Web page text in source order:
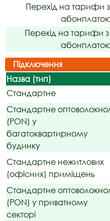
Перехід на тарифи
Перехід на тарифи
Підключення
Назва (тип)
Стандартне
Стандартне
(PON) у
багатоквартирному
будинку
Стандартне нежитлових
(офісних) приміщень
Стандартне
(PON) у приватному
секторі